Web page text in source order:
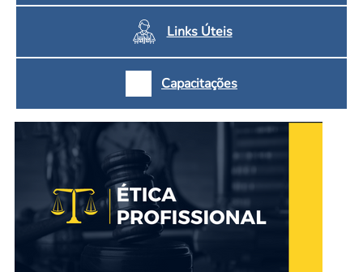
Links Úteis
Capacitações